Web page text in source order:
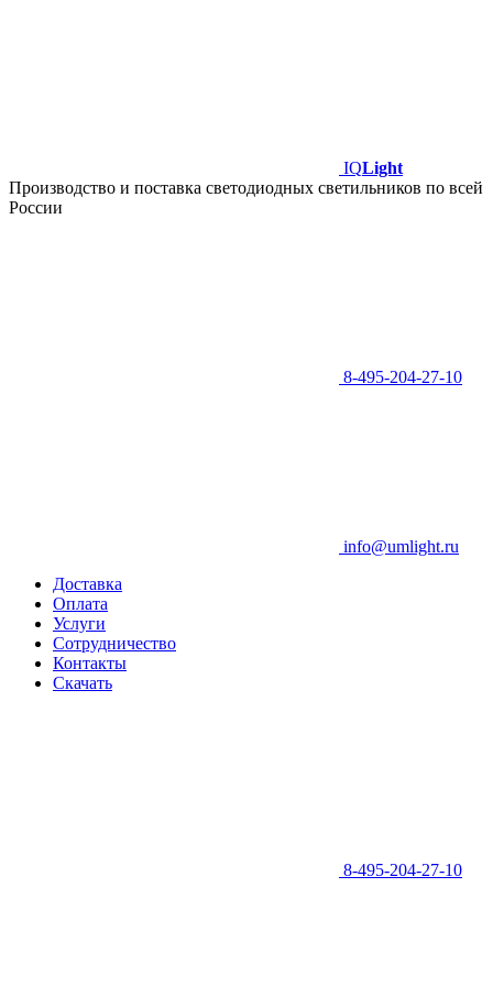
IQLight
Производство и поставка светодиодных светильников по всей
России
8-495-204-27-10
info@umlight.ru
Доставка
Оплата
Услуги
Сотрудничество
Контакты
Скачать
8-495-204-27-10